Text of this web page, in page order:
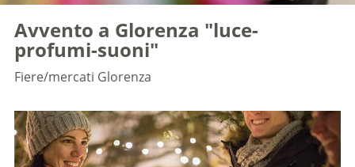
Avvento a Glorenza "luce-
profumi-suoni"
Fiere/mercati Glorenza